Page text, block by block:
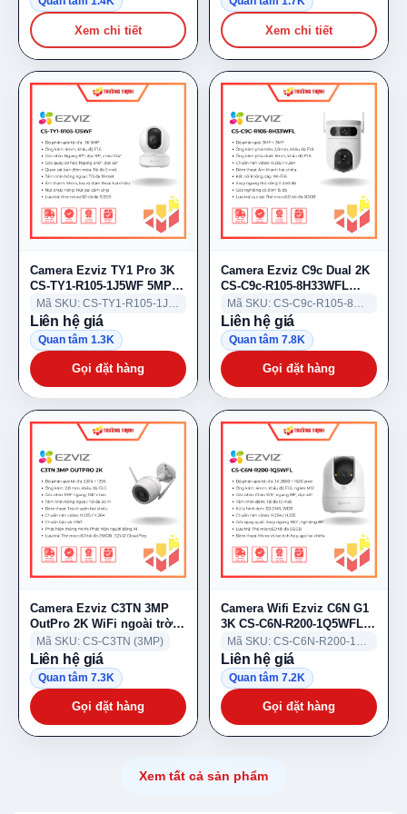
Xem chi tiết Xem chi tiết
Camera Ezviz TY1 Pro 3K
CS-TY1-R105-1J5WF 5MP
WiFi kép
Liên hệ giá
Quan tâm 1.3K
Gọi đặt hàng
Camera Ezviz C9c Dual 2K
CS-C9c-R105-8H33WFL
3MP+3MP hai ống kính
Liên hệ giá
Quan tâm 7.8K
Gọi đặt hàng
Camera Ezviz C3TN 3MP
OutPro 2K WiFi ngoài trời
IP67
Mã SKU: CS-C3TN (3MP)
Liên hệ giá
Quan tâm 7.3K
Gọi đặt hàng
Camera Wifi Ezviz C6N G1
3K CS-C6N-R200-1Q5WFL
5MP 4mm
Liên hệ giá
Quan tâm 7.2K
Gọi đặt hàng
Xem tất cả sản phẩm